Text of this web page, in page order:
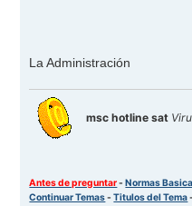
La Administración
msc hotline sat
Antes de preguntar-Normas
Continuar Temas-Titulos del Tema